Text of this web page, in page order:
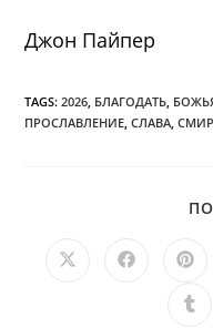
Джон Пайпер
TAGS:2026 БЛАГОДАТЬ
ПРОСЛАВЛЕНИЕ СЛАВА
Открывается
новом
в